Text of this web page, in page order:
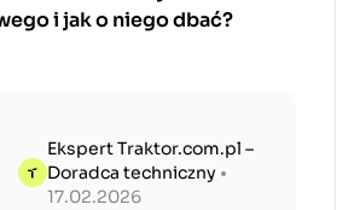
i jak o niego dbać?
Ekspert Traktor.com.pl –
Doradca techniczny •
17.02.2026